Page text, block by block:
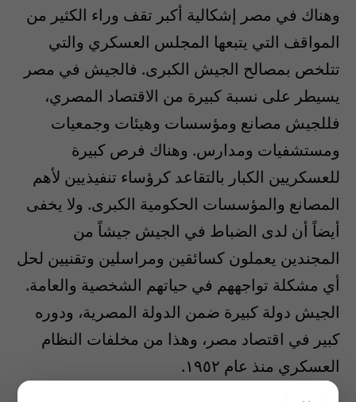
وهناك في مصر إشكالية أكبر تقف وراء الكثير من
المواقف التي يتبعها المجلس العسكري والتي
تتلخص بمصالح الجيش الكبرى. فالجيش في مصر
يسيطر على نسبة كبيرة من الاقتصاد المصري،
فللجيش مصانع ومؤسسات وهيئات وجمعيات
ومستشفيات ومدارس. وهناك فرص كبيرة
للعسكريين الكبار بالتقاعد كرؤساء تنفيذيين لأهم
المصانع والمؤسسات الحكومية الكبرى. ولا يخفى
أيضاً أن لدى الضباط في الجيش جيشاً من
المجندين يعملون كسائقين ومراسلين وتقنيين لحل
أي مشكلة تواجههم في حياتهم الشخصية والعامة.
الجيش دولة كبيرة ضمن الدولة المصرية، ودوره
كبير في اقتصاد مصر، وهذا من مخلفات النظام
العسكري منذ عام ١٩٥٢.